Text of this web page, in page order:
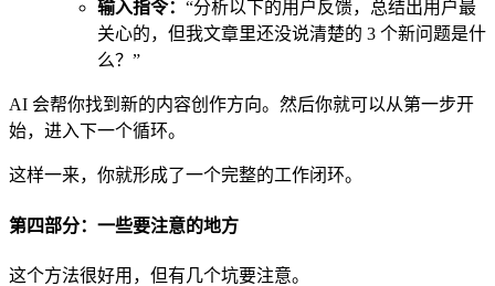
输入指令： “分析以下的用户反馈，总结出用户最
关心的，但我文章里还没说清楚的 3 个新问题是什
么？”
AI 会帮你找到新的内容创作方向。然后你就可以从第一步开
始，进入下一个循环。
这样一来，你就形成了一个完整的工作闭环。
第四部分：一些要注意的地方
这个方法很好用，但有几个坑要注意。